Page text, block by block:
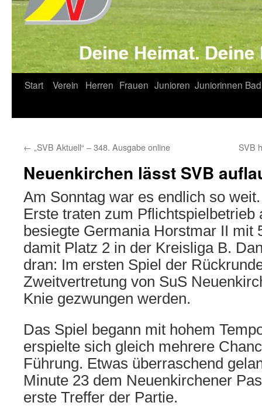
Start Verein Herren Frauen Junioren Juniorinnen
← „SVB Aktuell“ – 348. Ausgabe online SVB
Neuenkirchen lässt SVB
Am Sonntag war es endlich so
Erste traten zum Pflichtspielbetrieb
besiegte Germania Horstmar II mit
damit Platz 2 in der Kreisliga B.
dran: Im ersten Spiel der
Zweitvertretung von SuS
Knie gezwungen werden.
Das Spiel begann mit hohem
erspielte sich gleich mehrere
Führung. Etwas überraschend
Minute 23 dem Neuenkirchener
erste Treffer der Partie.